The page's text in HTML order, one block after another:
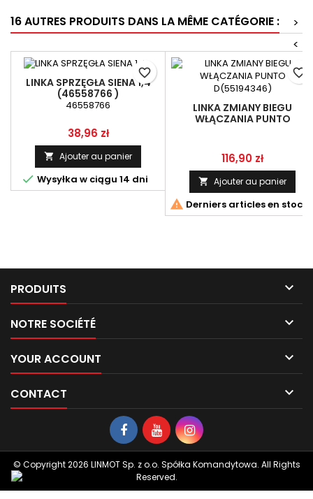
16 AUTRES PRODUITS DANS LA MÊME CATÉGORIE :
>
<
LINKA SPRZĘGŁA SIENA 1,4
(46558766 )
46558766
Prix
38,96 zł
 Ajouter au panier
 Wysyłka w ciągu 14 dni
favorite_border
LINKA ZMIANY BIEGU
WŁĄCZANIA PUNTO
Prix
116,90 zł
 Ajouter au panier
 Derniers articles en stock
favorite_border
PRODUITS 
NOTRE SOCIÉTÉ 
YOUR ACCOUNT 
CONTACT 
© Copyright 2026 LINMOT Sp. z o.o. Spółka Komandytowa. All Rights
Reserved.